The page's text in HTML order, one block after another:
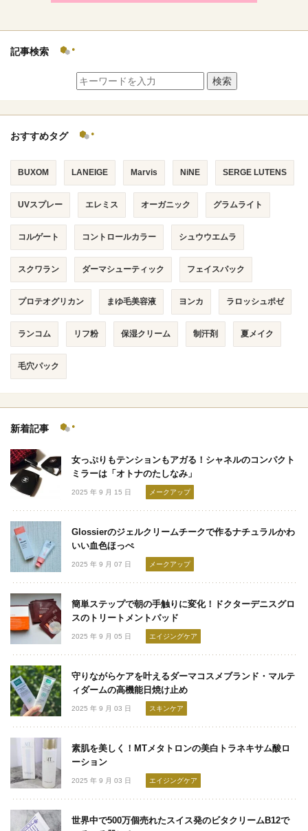
記事検索
検索
おすすめタグ
BUXOM LANEIGE Marvis NiNE SERGE LUTENS
UVスプレー エレミス オーガニック グラムライト
コルゲート コントロールカラー シュウウエムラ
スクワラン ダーマシューティック フェイスパック
プロテオグリカン まゆ毛美容液 ヨンカ ラロッシュポゼ
ランコム リフ粉 保湿クリーム 制汗剤 夏メイク
毛穴パック
新着記事
女っぷりもテンションもアガる！シャネルのコンパクト
ミラーは「オトナのたしなみ」
2025 年 9 月 15 日 メークアップ
Glossierのジェルクリームチークで作るナチュラルかわ
いい血色ほっぺ
2025 年 9 月 07 日 メークアップ
簡単ステップで朝の手触りに変化！ドクターデニスグロ
スのトリートメントパッド
2025 年 9 月 05 日 エイジングケア
守りながらケアを叶えるダーマコスメブランド・マルテ
ィダームの高機能日焼け止め
2025 年 9 月 03 日 スキンケア
素肌を美しく！MTメタトロンの美白トラネキサム酸ロ
ーション
2025 年 9 月 03 日 エイジングケア
世界中で500万個売れたスイス発のビタクリームB12で